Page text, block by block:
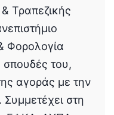
Τραπεζικής
Φορολογία
σπουδές του,
αγοράς με την
στη